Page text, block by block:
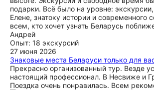
подарки. Всё было на уровне:
Елене, знатоку истории и
всем, кто хочет узнать Беларусь
Андрей
Опыт: 18 экскурсий
27 июня 2026
Знаковые места Беларуси только для
Прекрасно организованный тур. Везде
настоящий профессионал. В Несвиже и
Поездка очень понравилась. Всем